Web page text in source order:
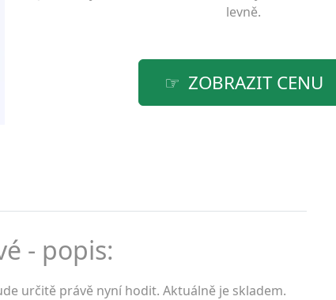
levně.
ZOBRAZIT CENU
- popis:
určitě právě nyní hodit. Aktuálně je skladem.